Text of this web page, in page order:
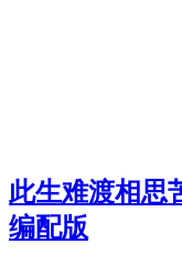
此生难渡相思
编配版